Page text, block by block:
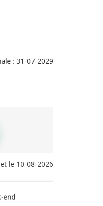
: 31-07-2029
le 10-08-2026
end